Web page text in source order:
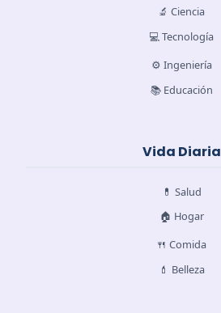
🔬 Ciencia
💻 Tecnología
⚙️ Ingeniería
📚 Educación
Vida Diaria
💊 Salud
🏠 Hogar
🍴 Comida
💄 Belleza